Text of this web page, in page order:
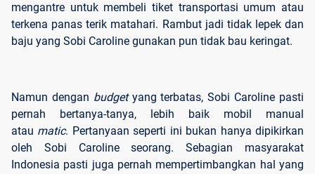
mengantre untuk membeli tiket transportasi umum atau
terkena panas terik matahari. Rambut jadi tidak lepek dan
baju yang Sobi Caroline gunakan pun tidak bau keringat.
Namun dengan budget yang terbatas, Sobi Caroline pasti
pernah bertanya-tanya, lebih baik mobil manual
atau matic. Pertanyaan seperti ini bukan hanya dipikirkan
oleh Sobi Caroline seorang. Sebagian masyarakat
Indonesia pasti juga pernah mempertimbangkan hal yang